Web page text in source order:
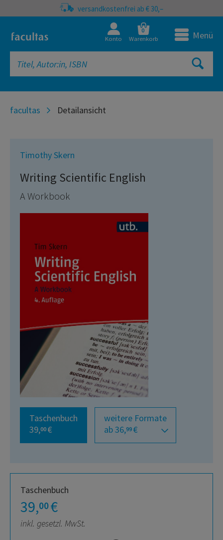
versandkostenfrei ab € 30,–
Konto
0
Warenkorb Menü
facultas Detailansicht
Timothy Skern
Writing Scientific English
A Workbook
Taschenbuch
39,00 €
weitere Formate
ab 36,99 €
Taschenbuch
39,00€
inkl. gesetzl. MwSt.